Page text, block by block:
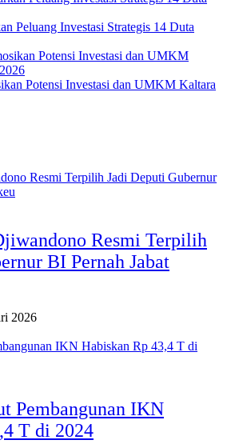
Peluang Investasi Strategis 14 Duta
Potensi Investasi dan UMKM Kaltara
Resmi Terpilih
BI Pernah Jabat
2026
Pembangunan IKN
T di 2024